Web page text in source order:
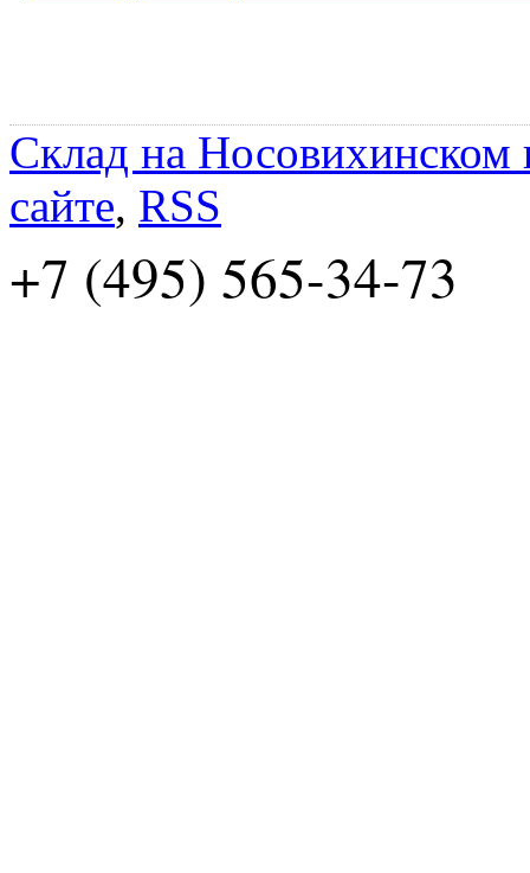
Склад на Носовихинском
сайте, RSS
+7 (495) 565-34-73